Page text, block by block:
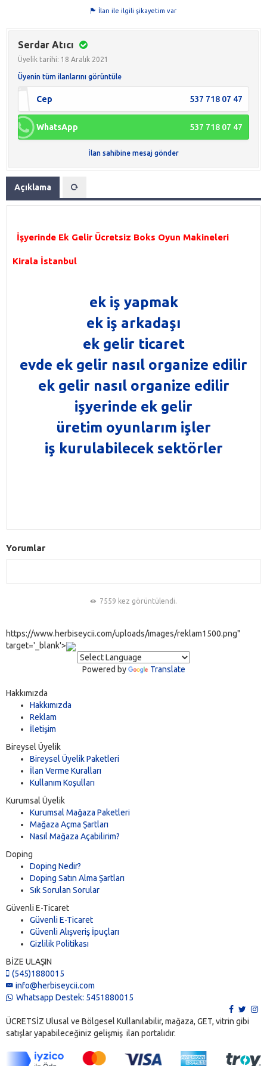
İlan ile ilgili şikayetim var
Serdar Atıcı
Üyelik tarihi: 18 Aralık 2021
Üyenin tüm ilanlarını görüntüle
Cep 537 718 07 47
WhatsApp 537 718 07 47
İlan sahibine mesaj gönder
Açıklama
İşyerinde Ek Gelir Ücretsiz Boks Oyun Makineleri
Kirala İstanbul
ek iş yapmak
ek iş arkadaşı
ek gelir ticaret
evde ek gelir nasıl organize edilir
ek gelir nasıl organize edilir
işyerinde ek gelir
üretim oyunlarım işler
iş kurulabilecek sektörler
Yorumlar
7559 kez görüntülendi.
https://www.herbiseycii.com/uploads/images/reklam1500.png"
target='_blank'>
Powered by Translate
Hakkımızda
Hakkımızda
Reklam
İletişim
Bireysel Üyelik
Bireysel Üyelik Paketleri
İlan Verme Kuralları
Kullanım Koşulları
Kurumsal Üyelik
Kurumsal Mağaza Paketleri
Mağaza Açma Şartları
Nasıl Mağaza Açabilirim?
Doping
Doping Nedir?
Doping Satın Alma Şartları
Sık Sorulan Sorular
Güvenli E-Ticaret
Güvenli E-Ticaret
Güvenli Alışveriş İpuçları
Gizlilik Politikası
BİZE ULAŞIN
(545)1880015
info@herbiseycii.com
Whatsapp Destek: 5451880015
ÜCRETSİZ Ulusal ve Bölgesel Kullanılabilir, mağaza, GET, vitrin gibi
satışlar yapabileceğiniz gelişmiş ilan portalıdır.